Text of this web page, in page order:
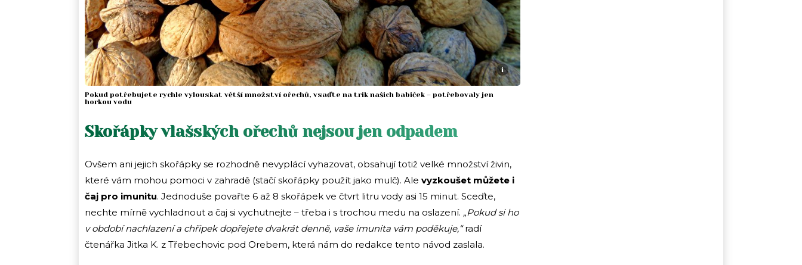
i
Pokud potřebujete rychle vylouskat větší množství ořechů, vsaďte na trik našich babiček – potřebovaly jen
horkou vodu
Skořápky vlašských ořechů nejsou jen odpadem
Ovšem ani jejich skořápky se rozhodně nevyplácí vyhazovat, obsahují totiž velké množství živin,
které vám mohou pomoci v zahradě (stačí skořápky použít jako mulč). Ale vyzkoušet můžete i
čaj pro imunitu. Jednoduše povařte 6 až 8 skořápek ve čtvrt litru vody asi 15 minut. Sceďte,
nechte mírně vychladnout a čaj si vychutnejte – třeba i s trochou medu na oslazení. „Pokud si ho
v období nachlazení a chřipek dopřejete dvakrát denně, vaše imunita vám poděkuje,“radí
čtenářka Jitka K. z Třebechovic pod Orebem, která nám do redakce tento návod zaslala.